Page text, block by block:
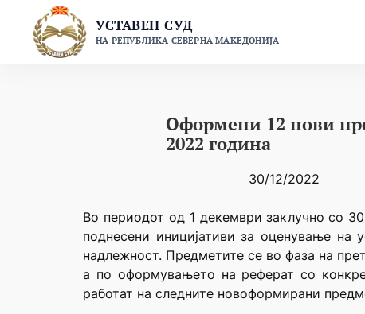
content
УСТАВЕН СУД
НА РЕПУБЛИКА СЕВЕРНА МАКЕДОНИЈА
Oформени 12 нови
2022 година
30/12/2022
Во периодот од 1 декември заклучно со
поднесени иницијативи за оценување
надлежност. Предметите се во фаза на
а по оформувањето на реферат со
работат на следните новоформирани